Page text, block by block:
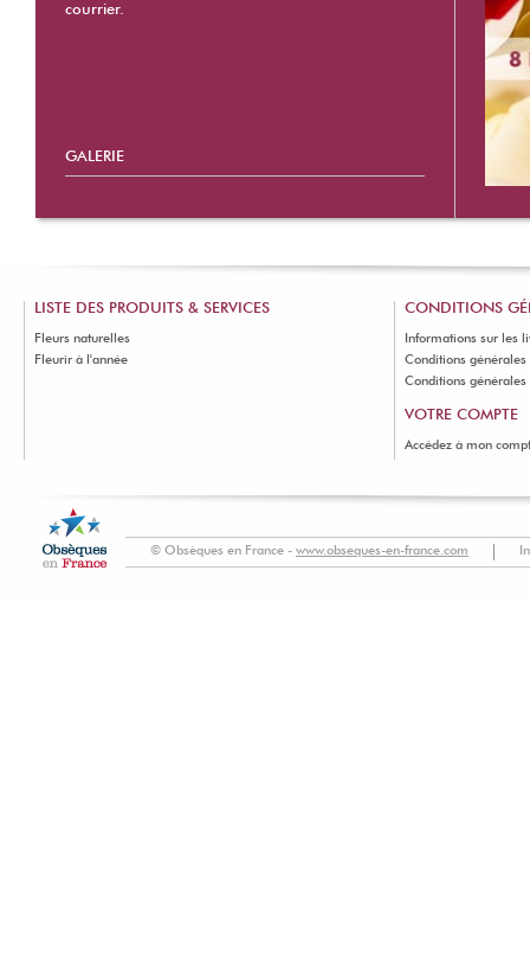
courrier.
GALERIE
LISTE DES PRODUITS & SERVICES
Fleurs naturelles
Fleurir à l'année
CONDITIONS
Informations sur les
Conditions générales
Conditions
VOTRE COMPTE
Accédez à mon
© Obsèques en France - www.obseques-en-france.com